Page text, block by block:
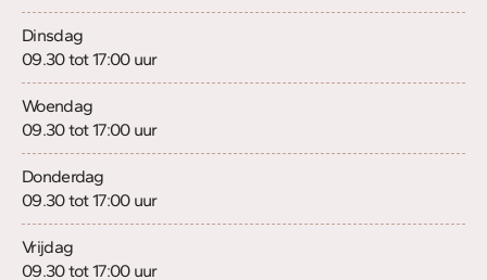
Dinsdag
09.30 tot 17:00 uur
Woendag
09.30 tot 17:00 uur
Donderdag
09.30 tot 17:00 uur
Vrijdag
09.30 tot 17:00 uur